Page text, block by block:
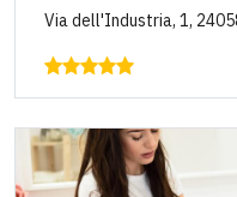
Via dell'Industria, 1,